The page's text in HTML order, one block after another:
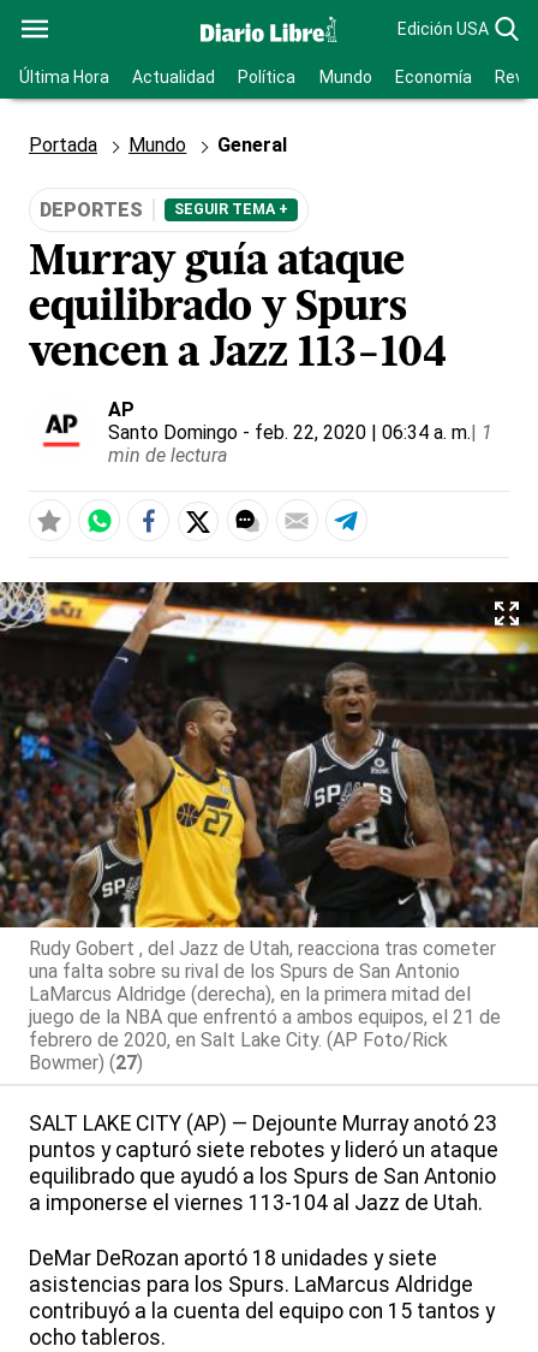
Edición USA
Última Hora Actualidad Política Mundo Economía
Portada Mundo General
DEPORTES SEGUIR TEMA +
Murray guía ataque
equilibrado y Spurs
vencen a Jazz 113-104
AP
Santo Domingo - feb. 22, 2020 | 06:34 a. m.| 1
min de lectura
Rudy Gobert , del Jazz de Utah, reacciona tras cometer
una falta sobre su rival de los Spurs de San Antonio
LaMarcus Aldridge (derecha), en la primera mitad del
juego de la NBA que enfrentó a ambos equipos, el 21 de
febrero de 2020, en Salt Lake City. (AP Foto/Rick
Bowmer) (27)
SALT LAKE CITY (AP) — Dejounte Murray anotó 23
puntos y capturó siete rebotes y lideró un ataque
equilibrado que ayudó a los Spurs de San Antonio
a imponerse el viernes 113-104 al Jazz de Utah.
DeMar DeRozan aportó 18 unidades y siete
asistencias para los Spurs. LaMarcus Aldridge
contribuyó a la cuenta del equipo con 15 tantos y
ocho tableros.